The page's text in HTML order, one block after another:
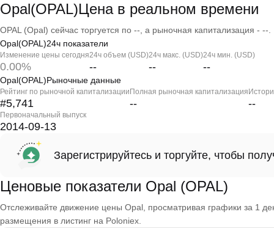
Opal(OPAL)Цена в реальном времени
OPAL (Opal) сейчас торгуется по --, а рыночная капитализация - --.
Opal(OPAL)24ч показатели
Изменение цены сегодня
0.00%
24ч объем (USD)
--
24ч макс. (USD)
--
24ч мин. (USD)
--
Opal(OPAL)Рыночные данные
Рейтинг по рыночной капитализации
#5,741
Полная рыночная капитализация
-- --
Первоначальный выпуск
2014-09-13
Зарегистрируйтесь и торгуйте, чтобы
Ценовые показатели Opal (OPAL)
Отслеживайте движение цены Opal, просматривая графики за 1
размещения в листинг на Poloniex.